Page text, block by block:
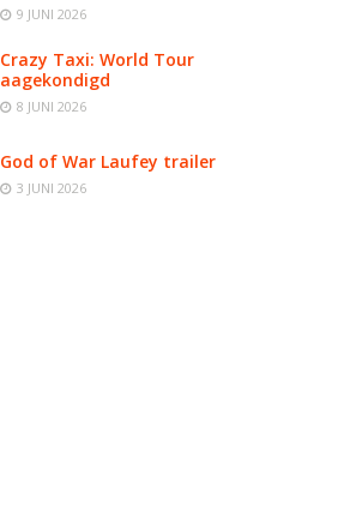
9 JUNI 2026
Crazy Taxi: World Tour
aagekondigd
8 JUNI 2026
God of War Laufey trailer
3 JUNI 2026